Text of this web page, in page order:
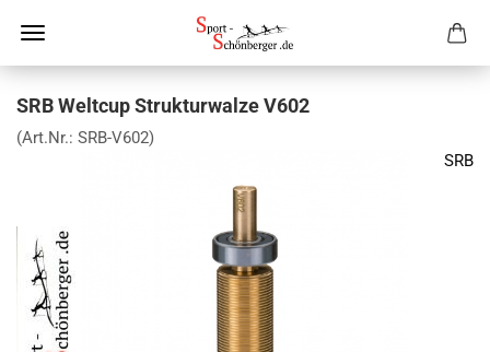
SRB Weltcup Strukturwalze V602
(Art.Nr.: SRB-V602)
SRB